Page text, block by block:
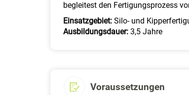
begleitest den Fertigungsprozess
Einsatzgebiet: Silo- und
Ausbildungsdauer: 3,5 Jahre
Voraussetzungen